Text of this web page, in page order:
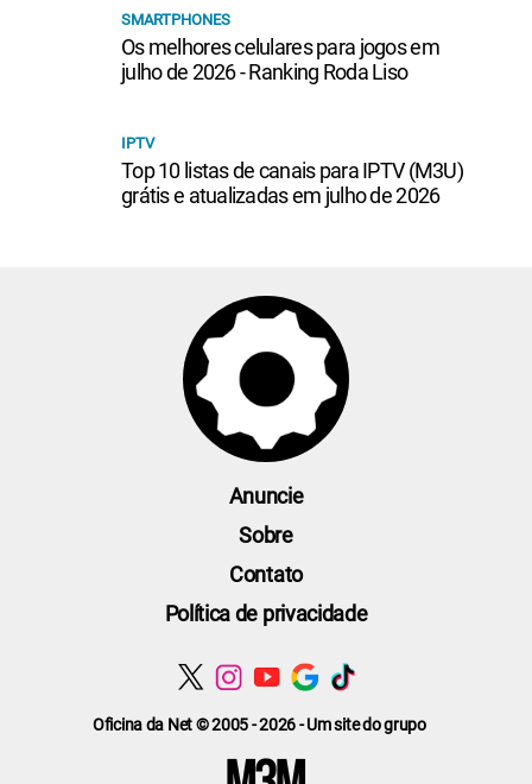
SMARTPHONES
Os melhores celulares para jogos em
julho de 2026 - Ranking Roda Liso
IPTV
Top 10 listas de canais para IPTV (M3U)
grátis e atualizadas em julho de 2026
Oficina da Net © 2005 - 2026 - Um site do grupo
Anuncie
Sobre
Contato
Política de privacidade